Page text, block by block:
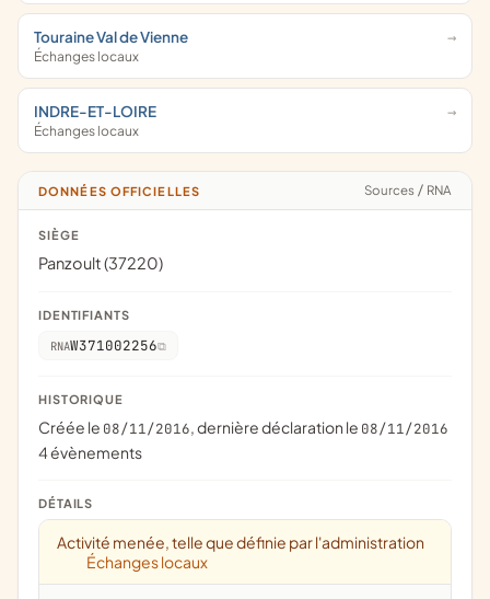
Touraine Val de Vienne
Échanges locaux
INDRE-ET-LOIRE
Échanges locaux
DONNÉES OFFICIELLES Sources / RNA
SIÈGE
Panzoult (37220)
IDENTIFIANTS
RNAW371002256
HISTORIQUE
Créée le 08/11/2016, dernière déclaration le 08/11/2016
4 évènements
DÉTAILS
Activité menée, telle que définie par l'administration
Échanges locaux